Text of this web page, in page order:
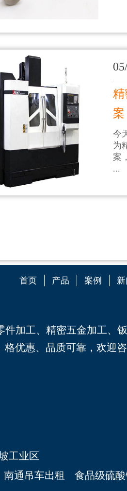
精
今
为
案
...
首页 产品 案例
件加工、 精密五金加工、
优惠、品质可靠，欢迎咨
工业区
南通吊车出租 食品级硫